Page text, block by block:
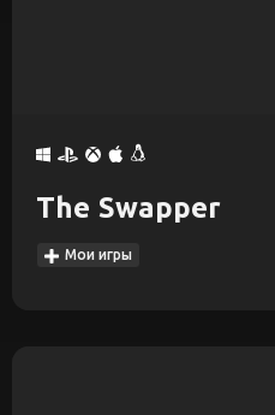
The Swapper
Мои игры